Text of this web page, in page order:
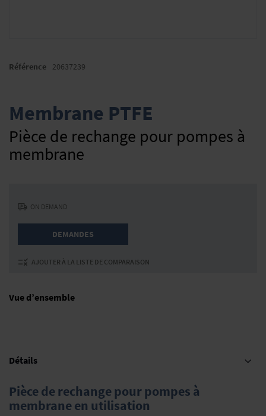
to
the
images
gallery
Membrane PTFE
Pièce de rechange pour pompes à
membrane
Vue d’ensemble
Référence 20637239
ON DEMAND
DEMANDES
AJOUTER À LA LISTE DE COMPARAISON
Détails
Pièce de rechange pour pompes à
membrane en utilisation